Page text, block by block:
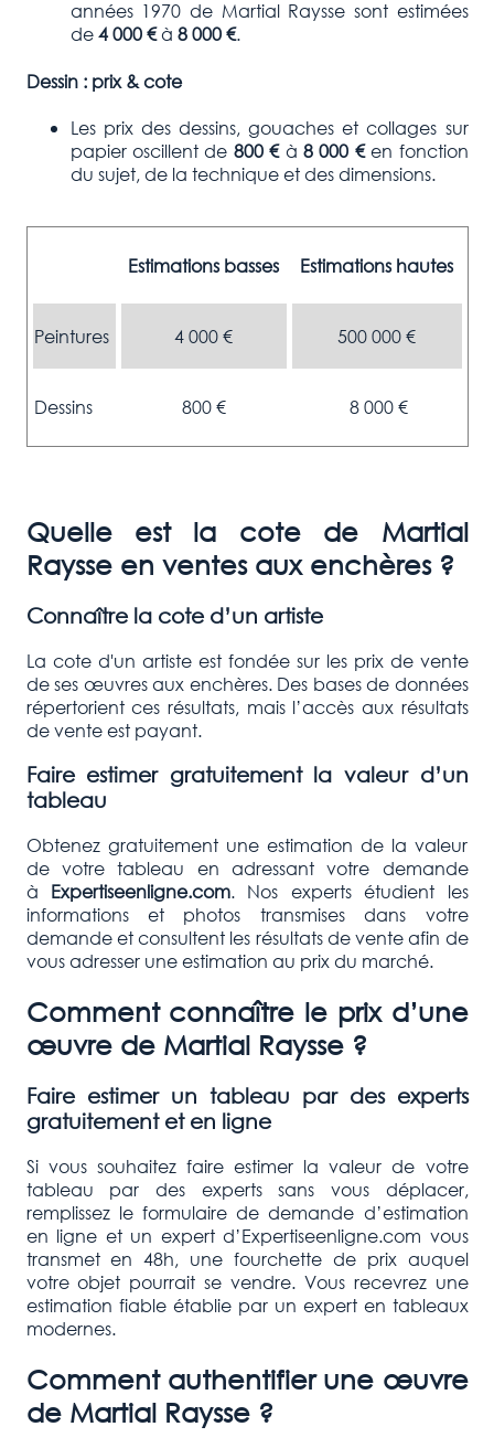
années 1970 de Martial Raysse sont estimées
de4 000 €à 8 000 €.
Dessin : prix & cote
Les prix des dessins, gouaches et collages sur
papier oscillent de 800 €à 8 000 €en fonction
du sujet, de la technique et des dimensions.
Estimations basses Estimations hautes
Peintures 4 000 € 500 000 €
Dessins 800 € 8 000 €
Quelle est la cote de Martial
Raysseen ventes aux enchères ?
Connaître la cote d’un artiste
La cote d'un artiste est fondée sur les prix de vente
de ses œuvres aux enchères. Des bases de données
répertorient ces résultats, mais l’accès aux résultats
de vente est payant.
Faire estimer gratuitement la valeur d’un
tableau
Obtenez gratuitement une estimation de la valeur
de votre tableau en adressant votre demande
à Expertiseenligne.com. Nos experts étudient les
informations et photos transmises dans votre
demande et consultent les résultats de vente afin de
vous adresser une estimation au prix du marché.
Comment connaître le prix d’une
œuvre de Martial Raysse?
Faire estimer un tableau par des experts
gratuitement et en ligne
Si vous souhaitez faire estimer la valeur de votre
tableau par des experts sans vous déplacer,
remplissez le formulaire de demande d’estimation
en ligne et un expert d’Expertiseenligne.com vous
transmet en 48h, une fourchette de prix auquel
votre objet pourrait se vendre. Vous recevrez une
estimation fiable établie par un expert en tableaux
modernes.
Comment authentifier une œuvre
de Martial Raysse ?